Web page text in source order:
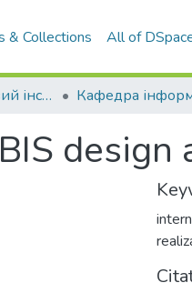
& Collections All of
Навчально-науковий інститут телекомунікаційних систем (НН ІТС)